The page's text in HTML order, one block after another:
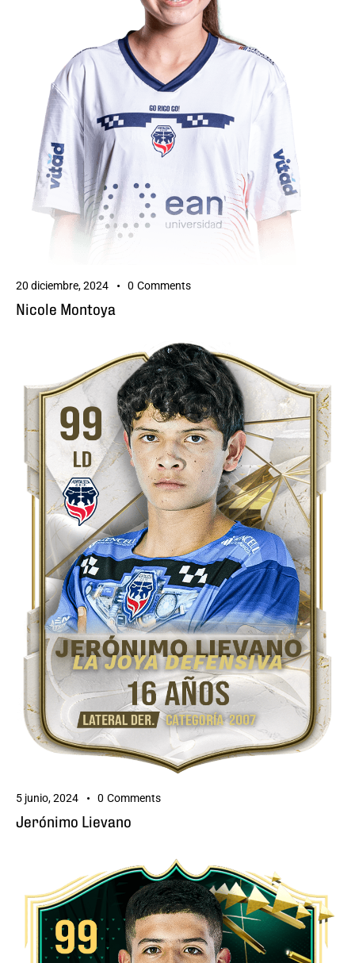
20 diciembre, 2024 0 Comments
Nicole Montoya
5 junio, 2024 0 Comments
Jerónimo Lievano